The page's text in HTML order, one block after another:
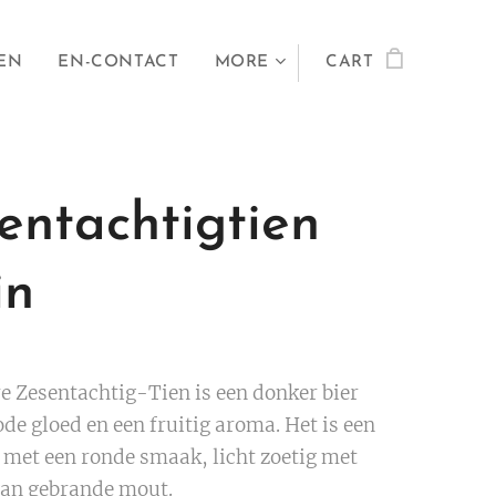
EN-CONTACT MORE CART
Zesentachtig-Tien is een donker bier
gloed en een fruitig aroma. Het is een
een ronde smaak, licht zoetig met
gebrande mout.